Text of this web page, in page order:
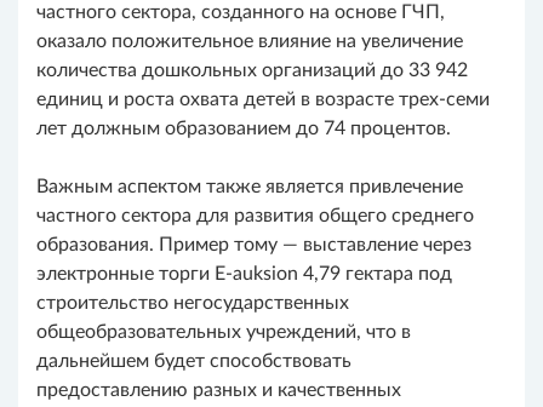
частного сектора, созданного на основе ГЧП,
оказало положительное влияние на увеличение
количества дошкольных организаций до 33 942
единиц и роста охвата детей в возрасте трех-семи
лет должным образованием до 74 процентов.
Важным аспектом также является привлечение
частного сектора для развития общего среднего
образования. Пример тому — выставление через
электронные торги E-auksion 4,79 гектара под
строительство негосударственных
общеобразовательных учреждений, что в
дальнейшем будет способствовать
предоставлению разных и качественных